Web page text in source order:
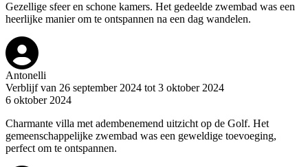
Gezellige sfeer en schone kamers. Het gedeelde zwembad was een
heerlijke manier om te ontspannen na een dag wandelen.
Antonelli
Verblijf van 26 september 2024 tot 3 oktober 2024
6 oktober 2024
Charmante villa met adembenemend uitzicht op de Golf. Het
gemeenschappelijke zwembad was een geweldige toevoeging,
perfect om te ontspannen.